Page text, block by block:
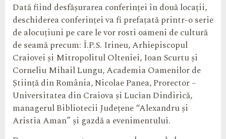
Dată fiind desfășurarea conferinței în două locații,
deschiderea conferinței va fi prefațată printr-o serie
de alocuțiuni pe care le vor rosti oameni de cultură
de seamă precum: Î.P.S. Irineu, Arhiepiscopul
Craiovei și Mitropolitul Olteniei, Ioan Scurtu și
Corneliu Mihail Lungu, Academia Oamenilor de
Știință din România, Nicolae Panea, Prorector –
Universitatea din Craiova și Lucian Dindirică,
managerul Bibliotecii Județene “Alexandru și
Aristia Aman” și gazdă a evenimentului.